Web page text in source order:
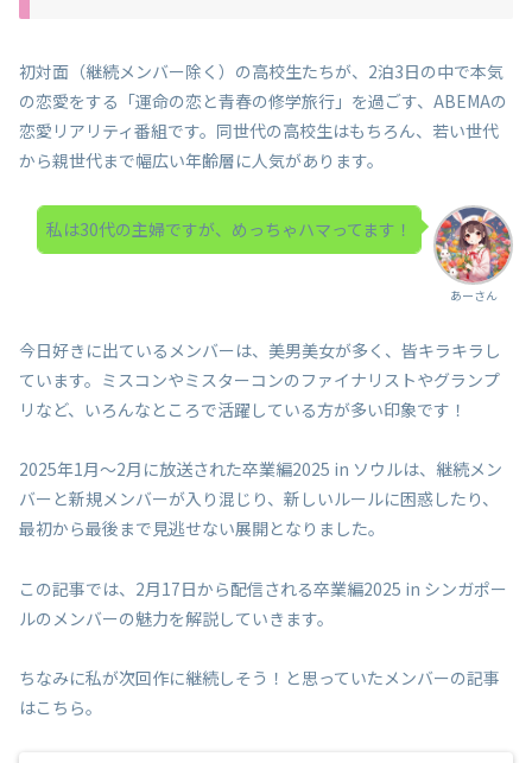
初対面（継続メンバー除く）の高校生たちが、2泊3日の中で本気
の恋愛をする「運命の恋と青春の修学旅行」を過ごす、ABEMAの
恋愛リアリティ番組です。同世代の高校生はもちろん、若い世代
から親世代まで幅広い年齢層に人気があります。
あーさん
私は30代の主婦ですが、めっちゃハマってます！
今日好きに出ているメンバーは、美男美女が多く、皆キラキラし
ています。ミスコンやミスターコンのファイナリストやグランプ
リなど、いろんなところで活躍している方が多い印象です！
2025年1月～2月に放送された卒業編2025 in ソウルは、継続メン
バーと新規メンバーが入り混じり、新しいルールに困惑したり、
最初から最後まで見逃せない展開となりました。
この記事では、2月17日から配信される卒業編2025 in シンガポー
ルのメンバーの魅力を解説していきます。
ちなみに私が次回作に継続しそう！と思っていたメンバーの記事
はこちら。